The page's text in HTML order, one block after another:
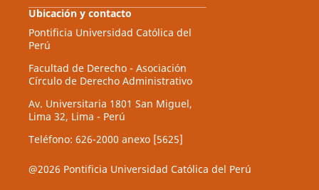
Ubicación y contacto
Pontificia Universidad Católica del
Perú
Facultad de Derecho - Asociación
Círculo de Derecho Administrativo
Av. Universitaria 1801 San Miguel,
Lima 32, Lima - Perú
Teléfono: 626-2000 anexo [5625]
@2026 Pontificia Universidad Católica del Perú